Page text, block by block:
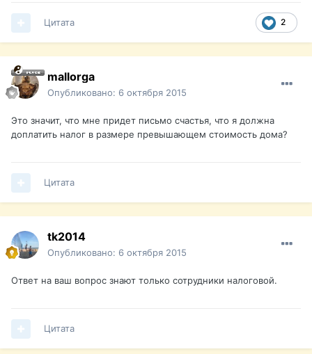
2
Цитата
mallorga
Опубликовано: 6 октября 2015
Это значит, что мне придет письмо счастья, что я должна
доплатить налог в размере превышающем стоимость дома?
Цитата
tk2014
Опубликовано: 6 октября 2015
Ответ на ваш вопрос знают только сотрудники налоговой.
Цитата